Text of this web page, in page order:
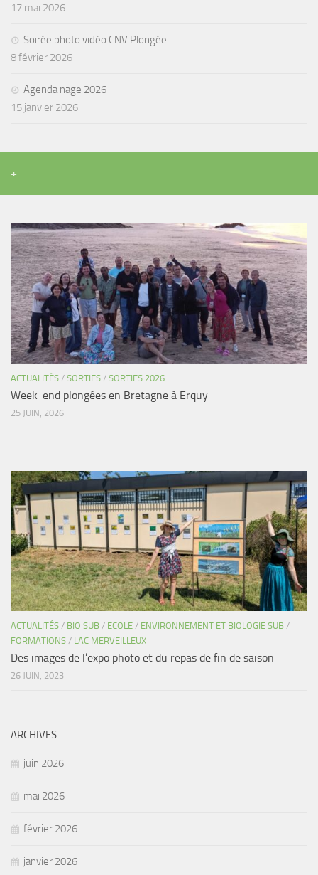
BIO SUB
Environnement et Biologie Sub
Formations
Lac Merveilleux
AUDIOVISUEL
NAP / NEV
Agenda
Les Palmes du Lac
Résultats Compétitions
MATERIEL
Section Matériel
Occasions
17 mai 2026
Soirée photo vidéo CNV Plongée
8 février 2026
Agenda nage 2026
15 janvier 2026
+
ACTUALITÉS / SORTIES / SORTIES 2026
Week-end plongées en Bretagne à Erquy
25 JUIN, 2026
ACTUALITÉS / BIO SUB / ECOLE / ENVIRONNEMENT ET BIOLOGIE SUB /
FORMATIONS / LAC MERVEILLEUX
Des images de l’expo photo et du repas de fin de saison
26 JUIN, 2023
ARCHIVES
juin 2026
mai 2026
février 2026
janvier 2026